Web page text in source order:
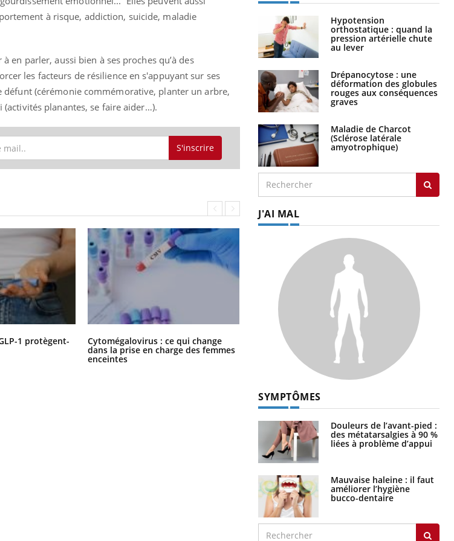
à risque, addiction, suicide, maladie
en parler, aussi bien à ses proches qu’à des
les facteurs de résilience en s'appuyant sur ses
(cérémonie commémorative, planter un arbre,
planantes, se faire aider…).
S'inscrire
1 protègent- Cytomégalovirus : ce qui change
dans la prise en charge des femmes
enceintes
La sieste empêche-t-elle de dormir
la nuit ?
Hypotension
orthostatique : quand la
pression artérielle chute
au lever
Drépanocytose : une
déformation des globules
rouges aux conséquences
graves
Maladie de Charcot
(Sclérose latérale
amyotrophique)
J'AI MAL
SYMPTÔMES
Douleurs de l’avant-pied :
des métatarsalgies à 90 %
liées à problème d’appui
Mauvaise haleine : il faut
améliorer l’hygiène
bucco-dentaire